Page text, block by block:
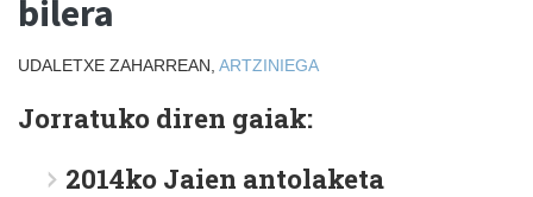
bilera
UDALETXE ZAHARREAN, ARTZINIEGA
Jorratuko diren gaiak:
2014ko Jaien antolaketa